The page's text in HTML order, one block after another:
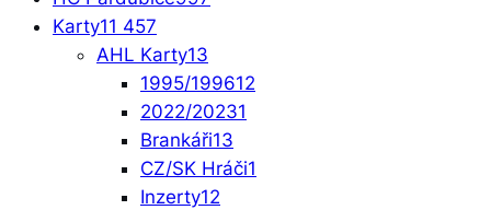
Karty11 457
AHL Karty13
1995/199612
2022/20231
Brankáři13
CZ/SK Hráči1
Inzerty12